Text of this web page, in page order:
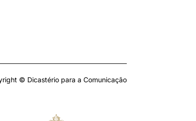
© Dicastério para a Comunicação